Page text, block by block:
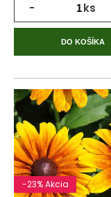
- ks
DO KOŠÍKA
-23% Akcia